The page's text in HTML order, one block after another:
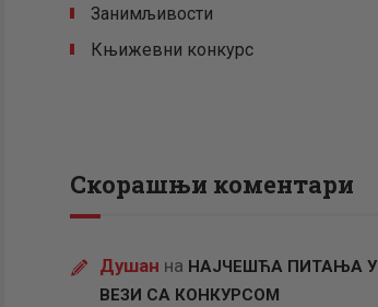
Занимљивости
Књижевни конкурс
Скорашњи коментари
Душан на НАЈЧЕШЋА ПИТАЊА У
ВЕЗИ СА КОНКУРСОМ